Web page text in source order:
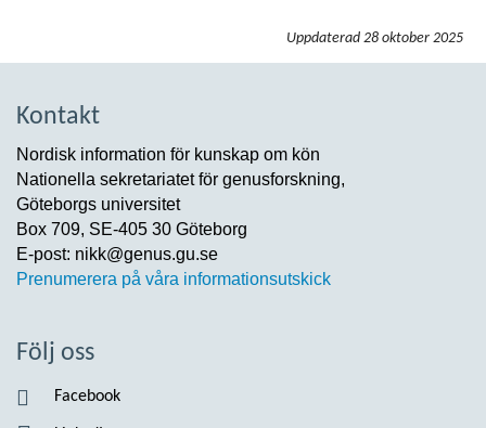
Uppdaterad 28 oktober 2025
Kontakt
Nordisk information för kunskap om kön
Nationella sekretariatet för genusforskning,
Göteborgs universitet
Box 709, SE-405 30 Göteborg
E-post: nikk@genus.gu.se
Prenumerera på våra informationsutskick
Följ oss
Facebook